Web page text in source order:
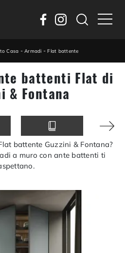
Casa - Armadi -Flat battente
battenti Flat di
& Fontana
battente Guzzini & Fontana?
a muro con ante battenti ti